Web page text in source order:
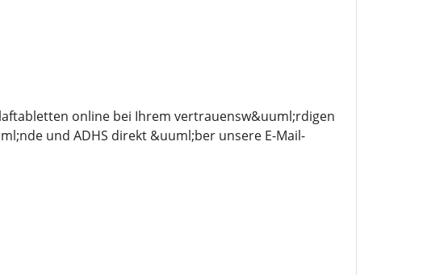
online bei Ihrem vertrauensw&uuml;rdigen
und ADHS direkt &uuml;ber unsere E-Mail-